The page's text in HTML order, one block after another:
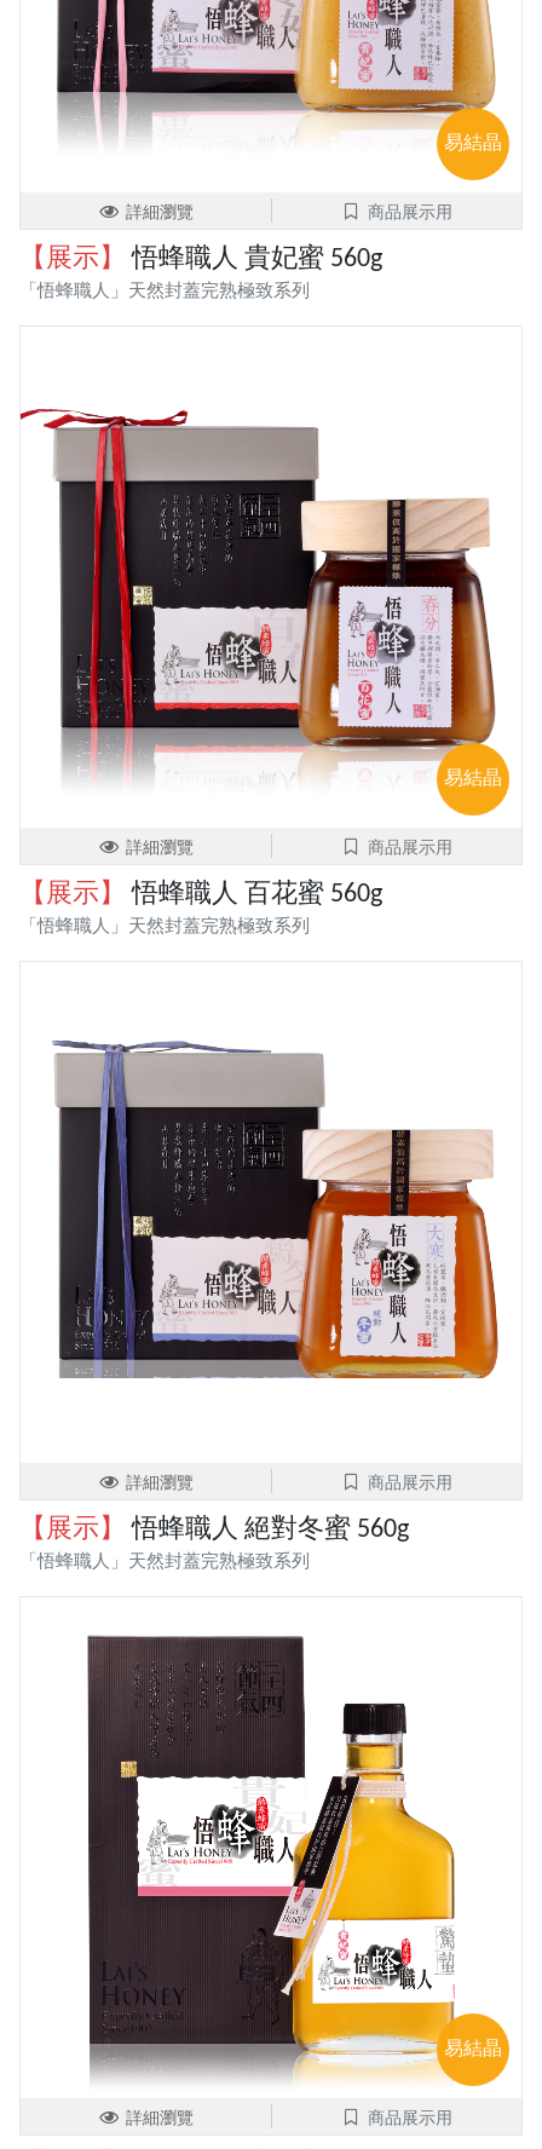
易結晶
詳細瀏覽 商品展示用
【展示】 悟蜂職人 貴妃蜜 560g
「悟蜂職人」天然封蓋完熟極致系列
易結晶
詳細瀏覽 商品展示用
【展示】 悟蜂職人 百花蜜 560g
「悟蜂職人」天然封蓋完熟極致系列
詳細瀏覽 商品展示用
【展示】 悟蜂職人 絕對冬蜜 560g
「悟蜂職人」天然封蓋完熟極致系列
易結晶
詳細瀏覽 商品展示用